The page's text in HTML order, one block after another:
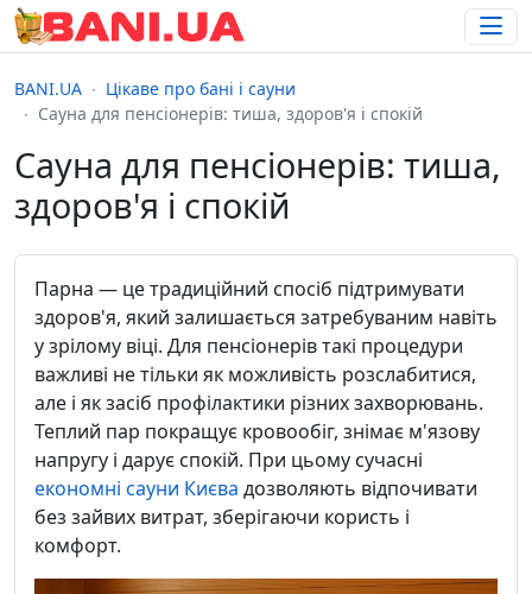
BANI.UA
Цікаве про бані і сауни
Сауна для пенсіонерів: тиша, здоров'я і спокій
Сауна для пенсіонерів: тиша,
здоров'я і спокій
Парна — це традиційний спосіб підтримувати
здоров'я, який залишається затребуваним навіть
у зрілому віці. Для пенсіонерів такі процедури
важливі не тільки як можливість розслабитися,
але і як засіб профілактики різних захворювань.
Теплий пар покращує кровообіг, знімає м'язову
напругу і дарує спокій. При цьому сучасні
економні сауни Києва дозволяють відпочивати
без зайвих витрат, зберігаючи користь і
комфорт.